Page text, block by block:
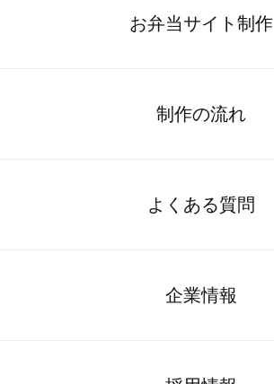
お弁当サイト制作
制作の流れ
よくある質問
企業情報